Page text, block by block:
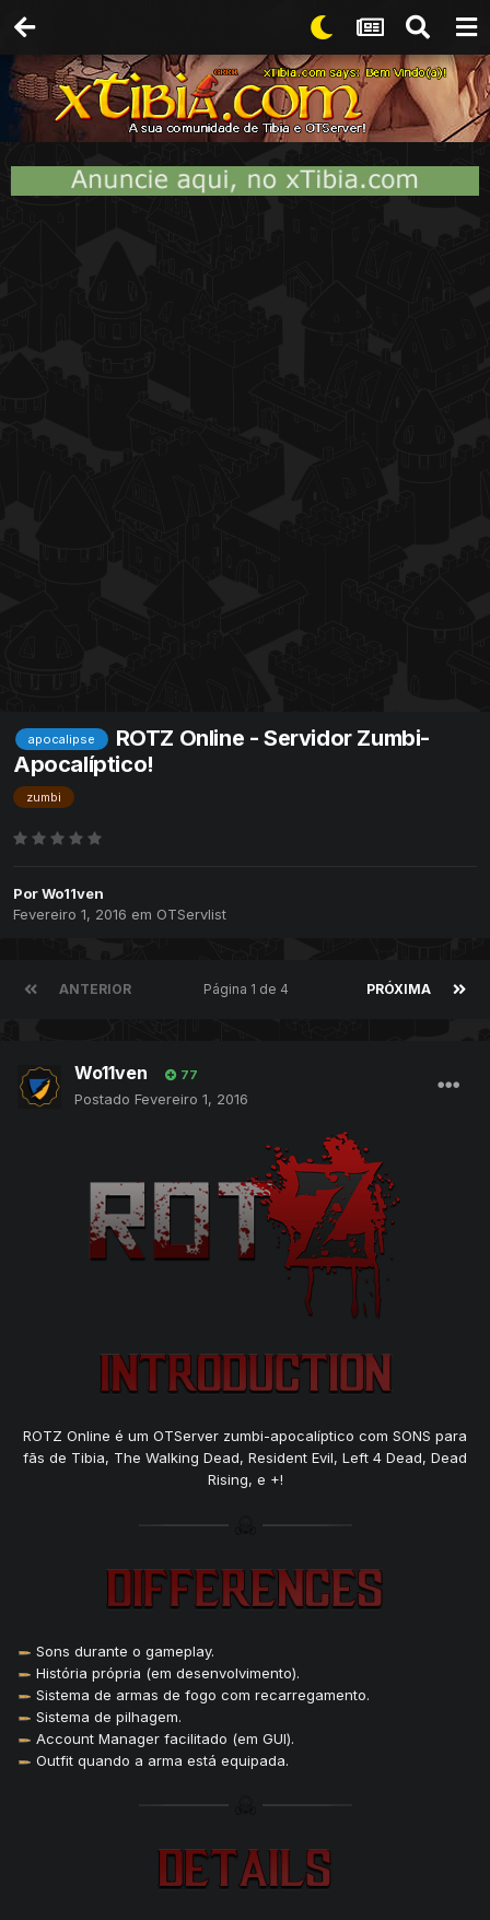
apocalipse
ROTZ Online - Servidor Zumbi-
Apocalíptico!
zumbi
PorWo11ven
Fevereiro 1, 2016 em OTServlist
ANTERIOR PRÓXIMA
Página 1 de 4
Wo11ven 77
Postado Fevereiro 1, 2016
ROTZ Online é um OTServer zumbi-apocalíptico com SONS para
fãs de Tibia, The Walking Dead, Resident Evil, Left 4 Dead, Dead
Rising, e +!
Sons durante o gameplay.
História própria (em desenvolvimento).
Sistema de armas de fogo com recarregamento.
Sistema de pilhagem.
Account Manager facilitado (em GUI).
Outfit quando a arma está equipada.